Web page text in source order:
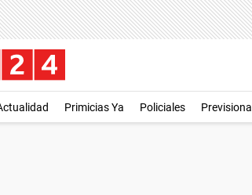
Primicias Ya Policiales Previsional